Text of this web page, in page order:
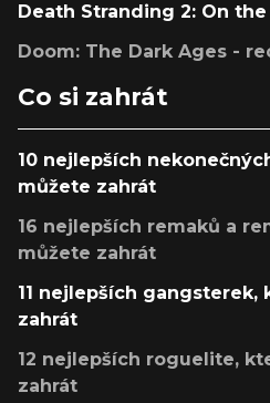
Death Stranding 2: On
Doom: The Dark Ages -
Co si zahrát
10 nejlepších
můžete zahrát
16 nejlepších remaků a
můžete zahrát
11 nejlepších
zahrát
12 nejlepších roguelite,
zahrát